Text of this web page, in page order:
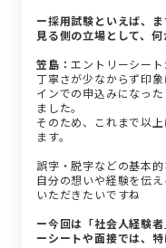
ー採用試験といえば、
見る側の立場として、
笠島：エントリーシー
丁寧さが少なからず印
インでの申込みになっ
ました。
そのため、これまで以
ます。
誤字・脱字などの基本
自分の想いや経験を伝
いただきたいですね
ー今回は「社会人経験
ーシートや面接では、